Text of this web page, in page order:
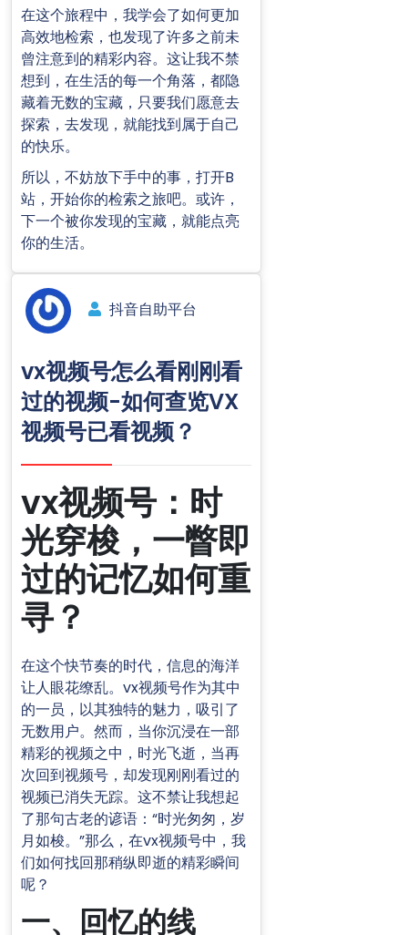
在这个旅程中，我学会了如何更加
高效地检索，也发现了许多之前未
曾注意到的精彩内容。这让我不禁
想到，在生活的每一个角落，都隐
藏着无数的宝藏，只要我们愿意去
探索，去发现，就能找到属于自己
的快乐。
所以，不妨放下手中的事，打开B
站，开始你的检索之旅吧。或许，
下一个被你发现的宝藏，就能点亮
你的生活。
抖音自助平台
vx视频号怎么看刚刚看
过的视频-如何查览VX
视频号已看视频？
vx视频号：时
光穿梭，一瞥即
过的记忆如何重
寻？
在这个快节奏的时代，信息的海洋
让人眼花缭乱。vx视频号作为其中
的一员，以其独特的魅力，吸引了
无数用户。然而，当你沉浸在一部
精彩的视频之中，时光飞逝，当再
次回到视频号，却发现刚刚看过的
视频已消失无踪。这不禁让我想起
了那句古老的谚语：“时光匆匆，岁
月如梭。”那么，在vx视频号中，我
们如何找回那稍纵即逝的精彩瞬间
呢？
一、回忆的线